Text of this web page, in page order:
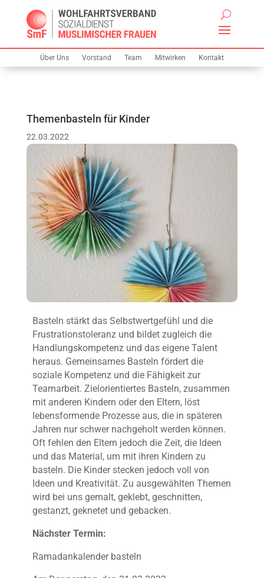
Über Uns Vorstand Team Mitwirken Kontakt
Themenbasteln für Kinder
22.03.2022
Basteln stärkt das Selbstwertgefühl und die
Frustrationstoleranz und bildet zugleich die
Handlungskompetenz und das eigene Talent
heraus. Gemeinsames Basteln fördert die
soziale Kompetenz und die Fähigkeit zur
Teamarbeit. Zielorientiertes Basteln, zusammen
mit anderen Kindern oder den Eltern, löst
lebensformende Prozesse aus, die in späteren
Jahren nur schwer nachgeholt werden können.
Oft fehlen den Eltern jedoch die Zeit, die Ideen
und das Material, um mit ihren Kindern zu
basteln. Die Kinder stecken jedoch voll von
Ideen und Kreativität. Zu ausgewählten Themen
wird bei uns gemalt, geklebt, geschnitten,
gestanzt, geknetet und gebacken.
Nächster Termin:
Ramadankalender basteln